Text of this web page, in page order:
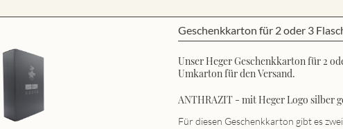
Geschenkkarton für 2 oder 3
Unser Heger Geschenkkarton für 2
Umkarton für den Versand.
ANTHRAZIT - mit Heger Logo silber
Für diesen Geschenkkarton gibt es